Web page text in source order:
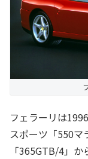
フェラーリは
スポーツ「550マ
「365GTB/4」